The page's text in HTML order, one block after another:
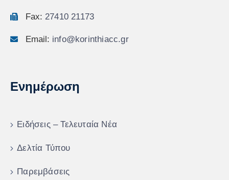
Fax: 27410 21173
Email: info@korinthiacc.gr
Ενημέρωση
Ειδήσεις – Τελευταία Νέα
Δελτία Τύπου
Παρεμβάσεις